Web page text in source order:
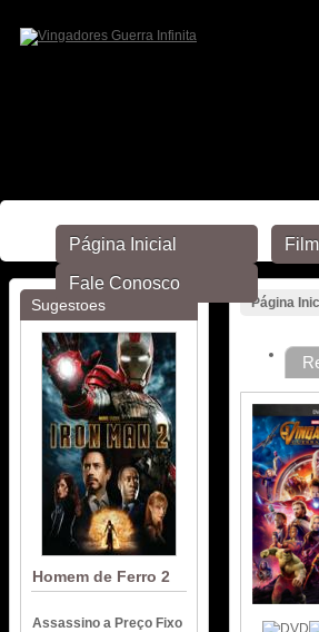
Sugestões
Homem de Ferro 2
Assassino a Preço Fixo
Página
Página Inicial
Fale Conosco